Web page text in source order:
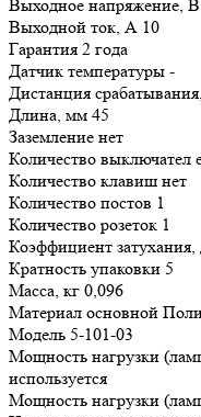
Выходное напряжение,
Выходной ток, А 10
Гарантия 2 года
Датчик температуры -
Дистанция
Длина, мм 45
Заземление нет
Количество выключател
Количество клавиш нет
Количество постов 1
Количество розеток 1
Коэффициент затухания,
Кратность упаковки 5
Масса, кг 0,096
Материал основной
Модель 5-101-03
Мощность нагрузки
используется
Мощность нагрузки